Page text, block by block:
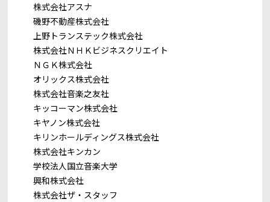
株式会社アスナ
磯野不動産株式会社
上野トランステック株式会社
株式会社ＮＨＫビジネスクリエイト
ＮＧＫ株式会社
オリックス株式会社
株式会社音楽之友社
キッコーマン株式会社
キヤノン株式会社
キリンホールディングス株式会社
株式会社キンカン
学校法人国立音楽大学
興和株式会社
株式会社ザ・スタッフ